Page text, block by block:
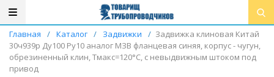
Главная / Каталог / Задвижки / Задвижка клиновая Китай
30ч939р Ду100 Ру10 аналог МЗВ фланцевая синяя, корпус - чугун,
обрезиненный клин, Тмакс=120°C, с невыдвижным штоком под
привод